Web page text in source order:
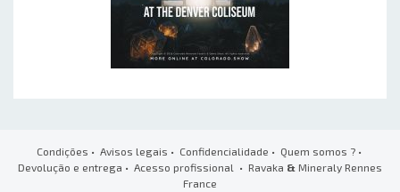
Condições • Avisos legais • Confidencialidade • Quem somos ?•
Devolução e entrega • Acesso profissional • Ravaka & Mineraly Rennes
France